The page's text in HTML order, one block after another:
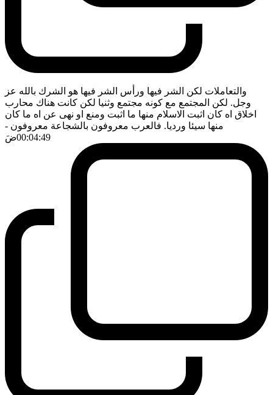
والتعاملات لكن الشر فيها ورأس الشر فيها هو الشرك بالله عز
وجل. لكن المجتمع مع كونه مجتمع وثنيا لكن كانت هناك محارب
اخلاق اه كان اثبت الاسلام منها ما اثبت ومنع او نهى عن اه ما كان
منها سيئا ورديا. فالعرب معروفون بالشجاعة معروفون -
00:04:49ضَ